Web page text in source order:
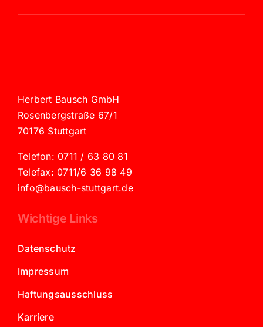
Herbert Bausch GmbH
Rosenbergstraße 67/1
70176 Stuttgart
Telefon: 0711 / 63 80 81
Telefax: 0711/6 36 98 49
info@bausch-stuttgart.de
Wichtige Links
Datenschutz
Impressum
Haftungsausschluss
Karriere